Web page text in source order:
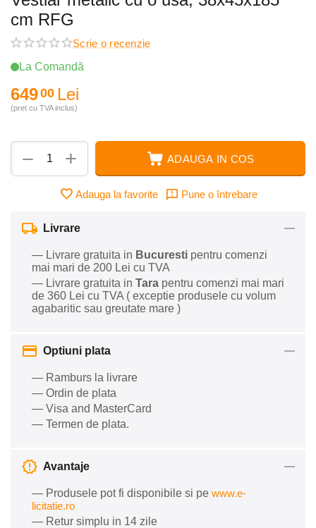
cm RFG
Scrie o recenzie
La Comandă
64900 Lei
(pret cu TVA inclus)
+
− ADAUGA IN COS
Adauga la favorite Pune o întrebare
Livrare
— Livrare gratuita in Bucuresti pentru comenzi
mai mari de 200 Lei cu TVA
— Livrare gratuita in Tara pentru comenzi mai mari
de 360 Lei cu TVA ( exceptie produsele cu volum
agabaritic sau greutate mare )
Optiuni plata
— Ramburs la livrare
— Ordin de plata
— Visa and MasterCard
— Termen de plata.
Avantaje
— Produsele pot fi disponibile si pe www.e-
licitatie.ro
— Retur simplu in 14 zile